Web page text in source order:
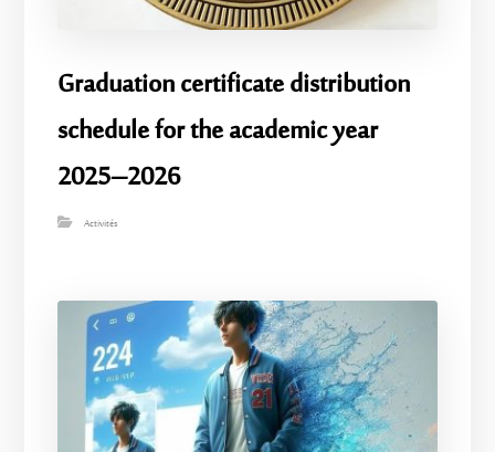
Graduation certificate distribution
schedule for the academic year
2025–2026
Activités